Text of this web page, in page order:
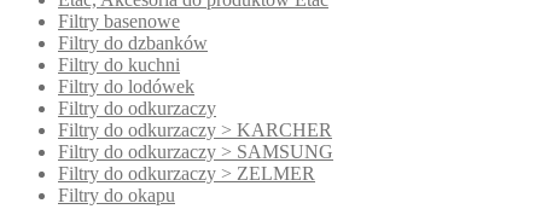
Filtry basenowe
Filtry do dzbanków
Filtry do kuchni
Filtry do lodówek
Filtry do odkurzaczy
Filtry do odkurzaczy > KARCHER
Filtry do odkurzaczy > SAMSUNG
Filtry do odkurzaczy > ZELMER
Filtry do okapu